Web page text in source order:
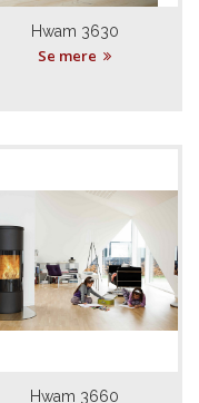
Hwam 3630
Se mere
Hwam 3660